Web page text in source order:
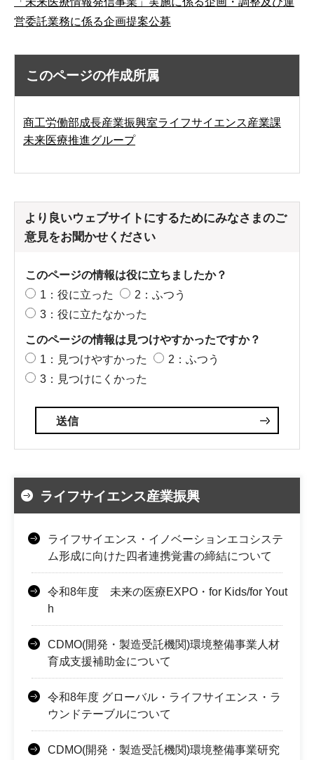
営委託業務に係る企画提案公募
このページの作成所属
商工労働部成長産業振興室ライフサイエンス産業課
未来医療推進グループ
より良いウェブサイトにするためにみなさまのご
意見をお聞かせください
このページの情報は役に立ちましたか？
1：役に立った
2：ふつう
3：役に立たなかった
このページの情報は見つけやすかったですか？
1：見つけやすかった
2：ふつう
3：見つけにくかった
ライフサイエンス産業振興
ライフサイエンス・イノベーションエコシステ
ム形成に向けた四者連携覚書の締結について
令和8年度 未来の医療EXPO・for Kids/for Yout
h
CDMO(開発・製造受託機関)環境整備事業人材
育成支援補助金について
令和8年度 グローバル・ライフサイエンス・ラ
ウンドテーブルについて
CDMO(開発・製造受託機関)環境整備事業研究